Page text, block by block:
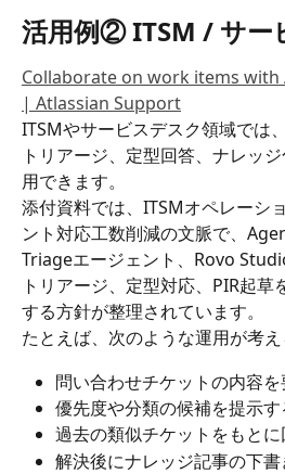
活用例② ITSM / サー
Collaborate on work items with
| Atlassian Support
ITSMやサービスデスク領域では
トリアージ、定型回答、ナレッ
用できます。
添付資料では、ITSMオペレーシ
ント対応工数削減の文脈で、
Triageエージェント、Rovo
トリアージ、定型対応、PIR起
する方針が整理されています。
たとえば、次のような運用が考え
問い合わせチケットの内容を
優先度や分類の候補を提示す
過去の類似チケットをもと
解決後にナレッジ記事の下書